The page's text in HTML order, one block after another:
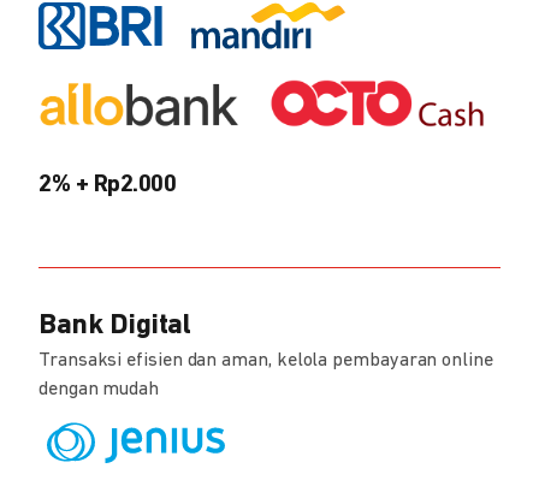
2% + Rp2.000
Bank Digital
Transaksi efisien dan aman, kelola pembayaran online
dengan mudah